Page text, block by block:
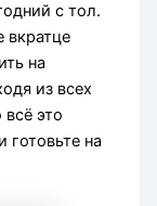
с тол.
вкратце
на
из всех
это
готовьте на